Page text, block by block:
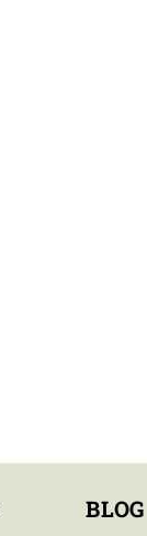
BLOG